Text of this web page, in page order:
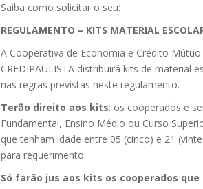
Saiba como solicitar o seu:
REGULAMENTO – KITS MATERIAL
A Cooperativa de Economia e Crédito
CREDIPAULISTA distribuirá kits de material
nas regras previstas neste regulamento.
Terão direito aos kits: os cooperados e
Fundamental, Ensino Médio ou Curso
que tenham idade entre 05 (cinco) e 21
para requerimento.
Só farão jus aos kits os cooperados